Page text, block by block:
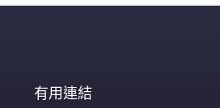
有用連結